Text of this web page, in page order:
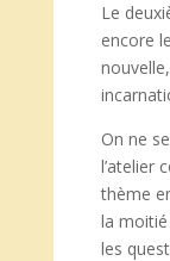
Le
encore
On ne
l’atelier
thème
la moitié
les